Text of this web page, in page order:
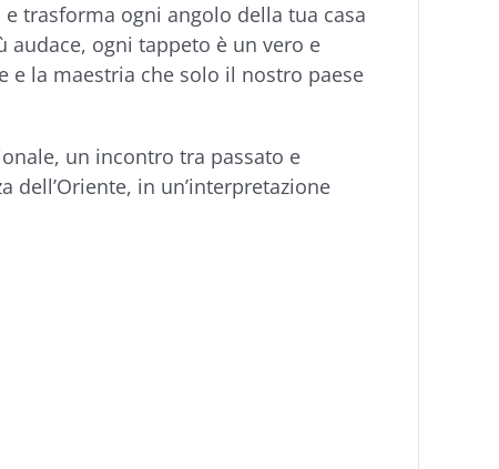
trasforma ogni angolo della tua casa
ogni tappeto è un vero e
e la maestria che solo il nostro paese
un incontro tra passato e
dell’Oriente, in un’interpretazione